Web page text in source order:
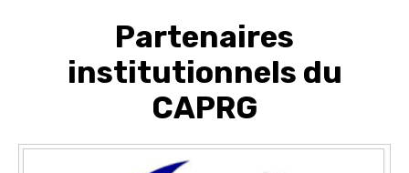
Partenaires
institutionnels du
CAPRG